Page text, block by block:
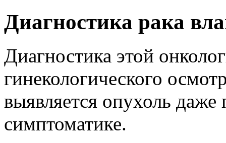
Диагностика рака
Диагностика этой
гинекологического
выявляется опухоль
симптоматике.